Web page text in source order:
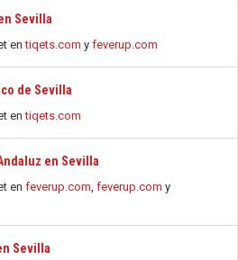
Sevilla
entiqets.com y feverup.com
de Sevilla
entiqets.com
en Sevilla
en feverup.com, feverup.com y
Sevilla